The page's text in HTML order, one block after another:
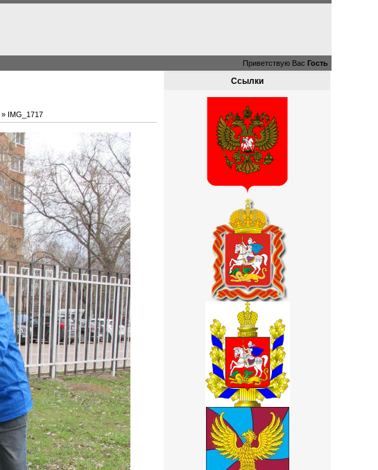
Приветствую Вас Гость
» IMG_1717
Ссылки